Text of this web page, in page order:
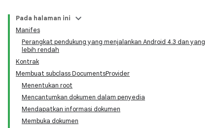
Pada halaman ini
Manifes
Perangkat pendukung yang menjalankan Android 4.3 dan yang
lebih rendah
Kontrak
Membuat subclass DocumentsProvider
Menentukan root
Mencantumkan dokumen dalam penyedia
Mendapatkan informasi dokumen
Membuka dokumen